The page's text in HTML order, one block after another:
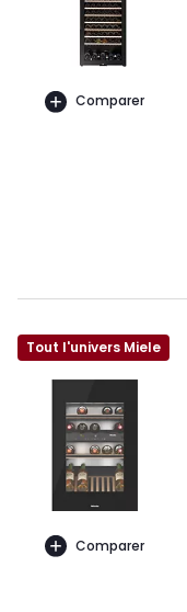
Comparer
Tout l'univers Miele
Comparer